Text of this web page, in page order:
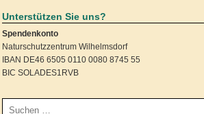
Unterstützen Sie uns?
Spendenkonto
Naturschutzzentrum Wilhelmsdorf
IBAN DE46 6505 0110 0080 8745 55
BIC SOLADES1RVB